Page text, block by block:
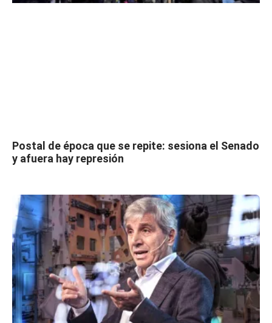
Postal de época que se repite: sesiona el Senado
y afuera hay represión